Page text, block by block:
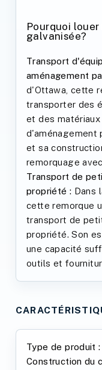
Pourquoi
galvanisée?
Transport
aménagement
d'Ottawa, cette
transporter des
et des
d'aménagement
et sa
remorquage
Transport de
propriété : Dans
cette remorque
transport de
propriété. Son
une capacité
outils et
Type de produit :
Construction du